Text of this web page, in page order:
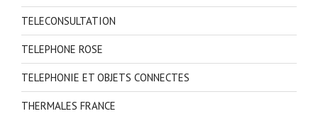
TELECONSULTATION
TELEPHONE ROSE
TELEPHONIE ET OBJETS CONNECTES
THERMALES FRANCE